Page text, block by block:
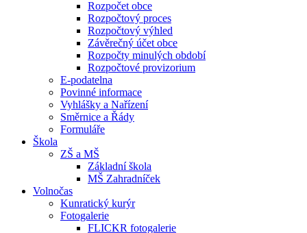
Rozpočet obce
Rozpočtový proces
Rozpočtový výhled
Závěrečný účet obce
Rozpočty minulých období
Rozpočtové provizorium
E-podatelna
Povinné informace
Vyhlášky a Nařízení
Směrnice a Řády
Formuláře
Škola
ZŠ a MŠ
Základní škola
MŠ Zahradníček
Volnočas
Kunratický kurýr
Fotogalerie
FLICKR fotogalerie